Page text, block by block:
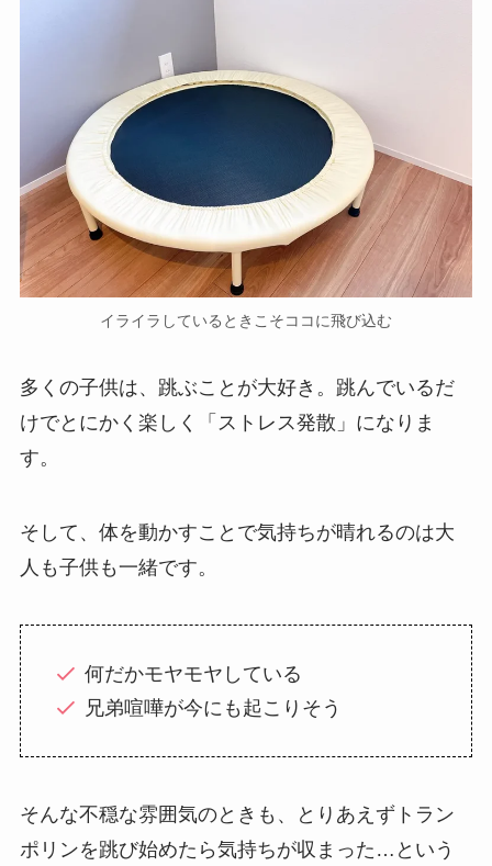
イライラしているときこそココに飛び込む
多くの子供は、跳ぶことが大好き。跳んでいるだ
けでとにかく楽しく「ストレス発散」になりま
す。
そして、体を動かすことで気持ちが晴れるのは大
人も子供も一緒です。
何だかモヤモヤしている
兄弟喧嘩が今にも起こりそう
そんな不穏な雰囲気のときも、とりあえずトラン
ポリンを跳び始めたら気持ちが収まった…という